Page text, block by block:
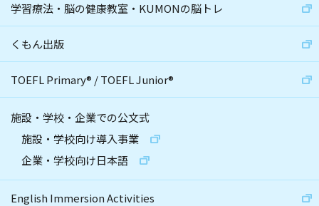
学習療法・脳の健康教室・KUMONの脳トレ
くもん出版
TOEFL Primary® /TOEFL Junior®
施設・学校・企業での公文式
施設・学校向け導入事業
企業・学校向け日本語
English Immersion Activities